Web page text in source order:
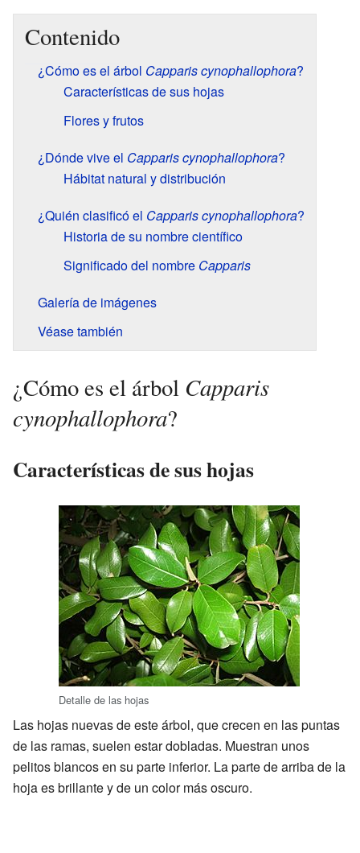
Contenido
¿Cómo es el árbol Capparis cynophallophora?
Características de sus hojas
Flores y frutos
¿Dónde vive el Capparis cynophallophora?
Hábitat natural y distribución
¿Quién clasificó el Capparis cynophallophora?
Historia de su nombre científico
Significado del nombre Capparis
Galería de imágenes
Véase también
¿Cómo es el árbol Capparis
cynophallophora?
Características de sus hojas
Detalle de las hojas
Las hojas nuevas de este árbol, que crecen en las puntas
de las ramas, suelen estar dobladas. Muestran unos
pelitos blancos en su parte inferior. La parte de arriba de la
hoja es brillante y de un color más oscuro.